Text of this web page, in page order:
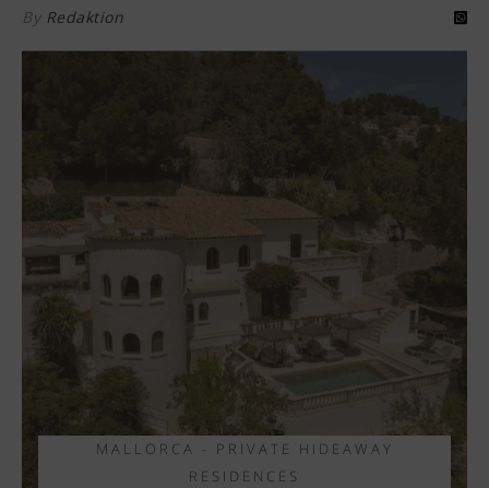
By Redaktion
MALLORCA - PRIVATE HIDEAWAY
RESIDENCES